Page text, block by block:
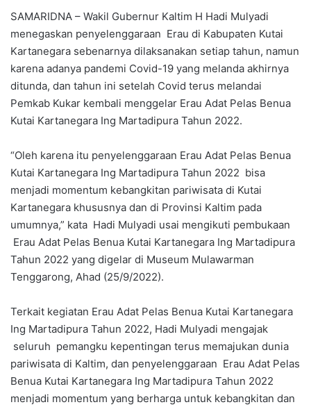
SAMARIDNA – Wakil Gubernur Kaltim H Hadi Mulyadi
menegaskan penyelenggaraan Erau di Kabupaten Kutai
Kartanegara sebenarnya dilaksanakan setiap tahun, namun
karena adanya pandemi Covid-19 yang melanda akhirnya
ditunda, dan tahun ini setelah Covid terus melandai
Pemkab Kukar kembali menggelar Erau Adat Pelas Benua
Kutai Kartanegara Ing Martadipura Tahun 2022.
“Oleh karena itu penyelenggaraan Erau Adat Pelas Benua
Kutai Kartanegara Ing Martadipura Tahun 2022 bisa
menjadi momentum kebangkitan pariwisata di Kutai
Kartanegara khususnya dan di Provinsi Kaltim pada
umumnya,” kata Hadi Mulyadi usai mengikuti pembukaan
Erau Adat Pelas Benua Kutai Kartanegara Ing Martadipura
Tahun 2022 yang digelar di Museum Mulawarman
Tenggarong, Ahad (25/9/2022).
Terkait kegiatan Erau Adat Pelas Benua Kutai Kartanegara
Ing Martadipura Tahun 2022, Hadi Mulyadi mengajak
seluruh pemangku kepentingan terus memajukan dunia
pariwisata di Kaltim, dan penyelenggaraan Erau Adat Pelas
Benua Kutai Kartanegara Ing Martadipura Tahun 2022
menjadi momentum yang berharga untuk kebangkitan dan